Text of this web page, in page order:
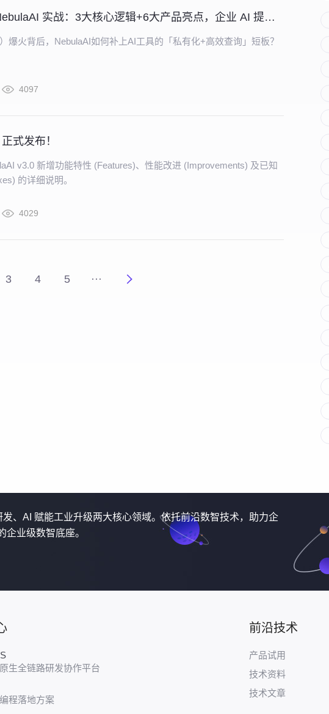
OpenClaw × NebulaAI 实战：3大核心逻辑+6大产品亮点，企业 AI 提效必看
爆火背后，NebulaAI如何补上AI工具的「私有化+高效查询」短板？
4097
式发布！
v3.0 新增功能特性 (Features)、性能改进 (Improvements) 及已知
的详细说明。
4029
3 4 5 ···
、AI 赋能工业升级两大核心领域。依托前沿数智技术，助力企
业级数智底座。
生全链路研发协作平台
程落地方案
前沿技术
产品试用
技术资料
技术文章